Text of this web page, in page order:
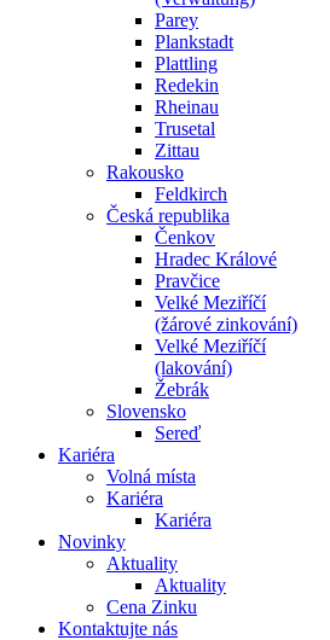
Parey
Plankstadt
Plattling
Redekin
Rheinau
Trusetal
Zittau
Rakousko
Feldkirch
Česká republika
Čenkov
Hradec Králové
Pravčice
Velké Meziříčí
(žárové zinkování)
Velké Meziříčí
(lakování)
Žebrák
Slovensko
Sereď
Kariéra
Volná místa
Kariéra
Kariéra
Novinky
Aktuality
Aktuality
Cena Zinku
Kontaktujte nás